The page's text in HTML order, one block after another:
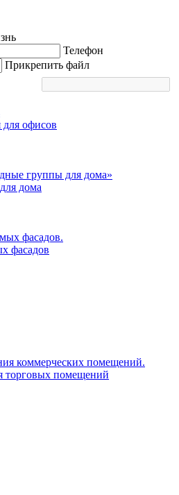
Телефон
Прикрепить файл
офисов
дома
фасадов
торговых помещений